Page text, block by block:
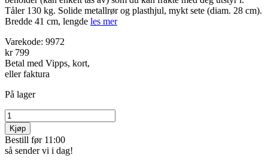
Tåler 130 kg. Solide metallrør og plasthjul, mykt sete (diam. 28 cm).
Bredde 41 cm, lengde les mer
Varekode: 9972
kr 799
Betal med Vipps, kort,
eller faktura
På lager
Kjøp
Bestill før 11:00
så sender vi i dag!